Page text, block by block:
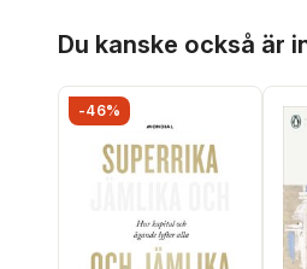
Du kanske också är
-46%